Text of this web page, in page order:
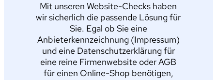
Mit unseren Website-Checks haben
wir sicherlich die passende Lösung für
Sie. Egal ob Sie eine
Anbieterkennzeichnung (Impressum)
und eine Datenschutzerklärung für
eine reine Firmenwebsite oder AGB
für einen Online-Shop benötigen,